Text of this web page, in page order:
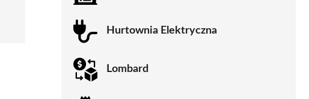
Hurtownia Elektryczna
Lombard